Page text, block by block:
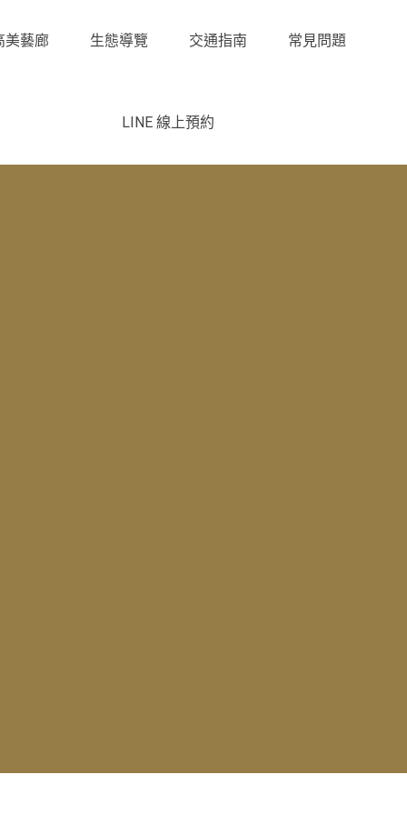
美藝廊 生態導覽 交通指南 常見問題
LINE 線上預約